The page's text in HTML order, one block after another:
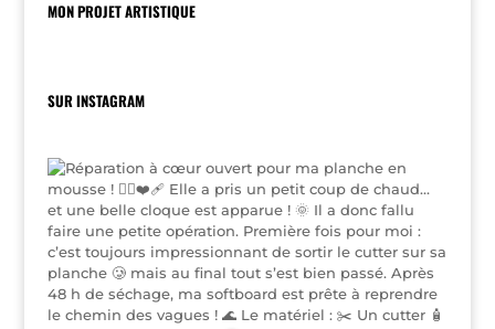
MON PROJET ARTISTIQUE
SUR INSTAGRAM